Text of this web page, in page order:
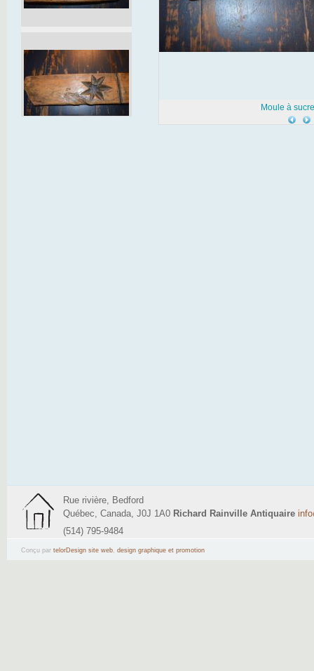
Moule à
Rue rivière, Bedford
Québec, Canada, J0J 1A0 Richard Rainville Antiquaire
(514) 795-9484
Conçu par telorDesign site web, design graphique et promotion